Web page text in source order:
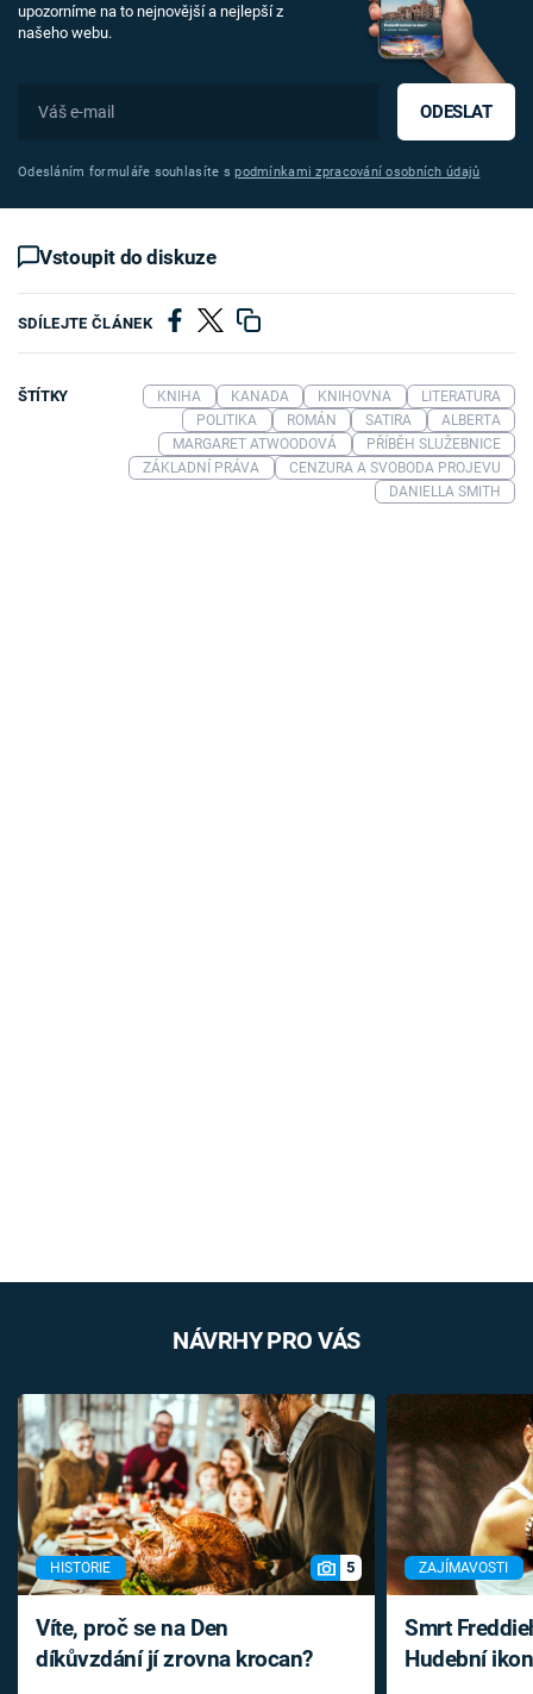
upozorníme na to nejnovější a nejlepší z
našeho webu.
ODESLAT
Odesláním formuláře souhlasíte spodmínkami zpracování osobních údajů
Vstoupit do diskuze
SDÍLEJTE ČLÁNEK
ŠTÍTKY KNIHA KANADA KNIHOVNA
LITERATURA
POLITIKA
ROMÁN SATIRA
ALBERTA
MARGARET ATWOODOVÁ
PŘÍBĚH SLUŽEBNICE
ZÁKLADNÍ PRÁVA
CENZURA A SVOBODA PROJEVU
DANIELLA SMITH
NÁVRHY PRO VÁS
HISTORIE 5
Víte, proč se na Den
díkůvzdání jí zrovna krocan?
ZAJÍMAVOSTI
Smrt
Hudební